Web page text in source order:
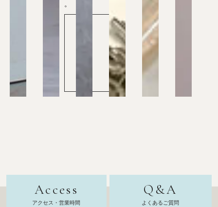
。
Access
アクセス・営業時間
Q&A
よくあるご質問